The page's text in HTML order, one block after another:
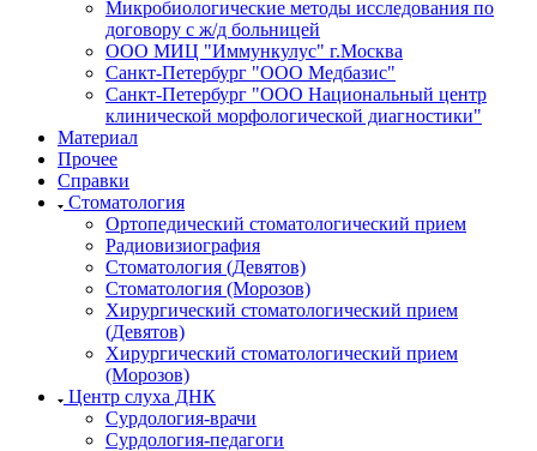
Микробиологические методы исследования по
договору с ж/д больницей
ООО МИЦ "Иммункулус" г.Москва
Санкт-Петербург "ООО Медбазис"
Санкт-Петербург "ООО Национальный центр
клинической морфологической диагностики"
Материал
Прочее
Справки
Стоматология
Ортопедический стоматологический прием
Радиовизиография
Стоматология (Девятов)
Стоматология (Морозов)
Хирургический стоматологический прием
(Девятов)
Хирургический стоматологический прием
(Морозов)
Центр слуха ДНК
Сурдология-врачи
Сурдология-педагоги